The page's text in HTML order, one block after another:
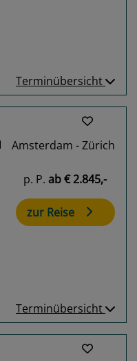
Terminübersicht
Amsterdam - Zürich
p. P. ab€ 2.845,-
zur Reise
Terminübersicht